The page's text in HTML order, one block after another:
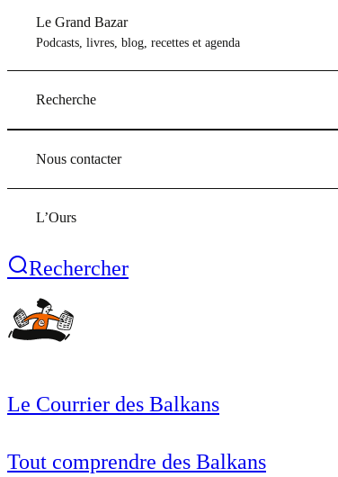
Le Grand Bazar
Podcasts, livres, blog, recettes et agenda
Recherche
Nous contacter
L’Ours
Rechercher
Le Courrier des Balkans
Tout comprendre des Balkans